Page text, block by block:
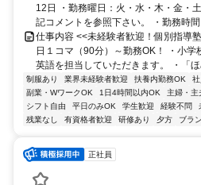
12日 ・勤務曜日：火・水・木・金・
記コメントを参照下さい。 ・勤務時
仕事内容 <<未経験者歓迎！個別指導
日１コマ（90分）～勤務OK！ ・小学
英語を担当していただきます。 ・「
制服あり 業界未経験者歓迎 扶養内勤務OK
副業・WワークOK
1日4時間以内OK 主婦・主
シフト自由
平日のみOK 学生歓迎 経験不問
残業なし
有資格者歓迎 研修あり 夕方 ブラ
正社員